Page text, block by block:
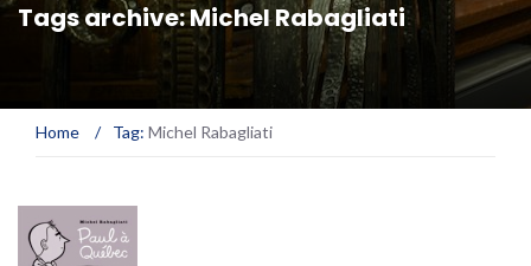
Tags archive: Michel Rabagliati
Home / Tag: Michel Rabagliati